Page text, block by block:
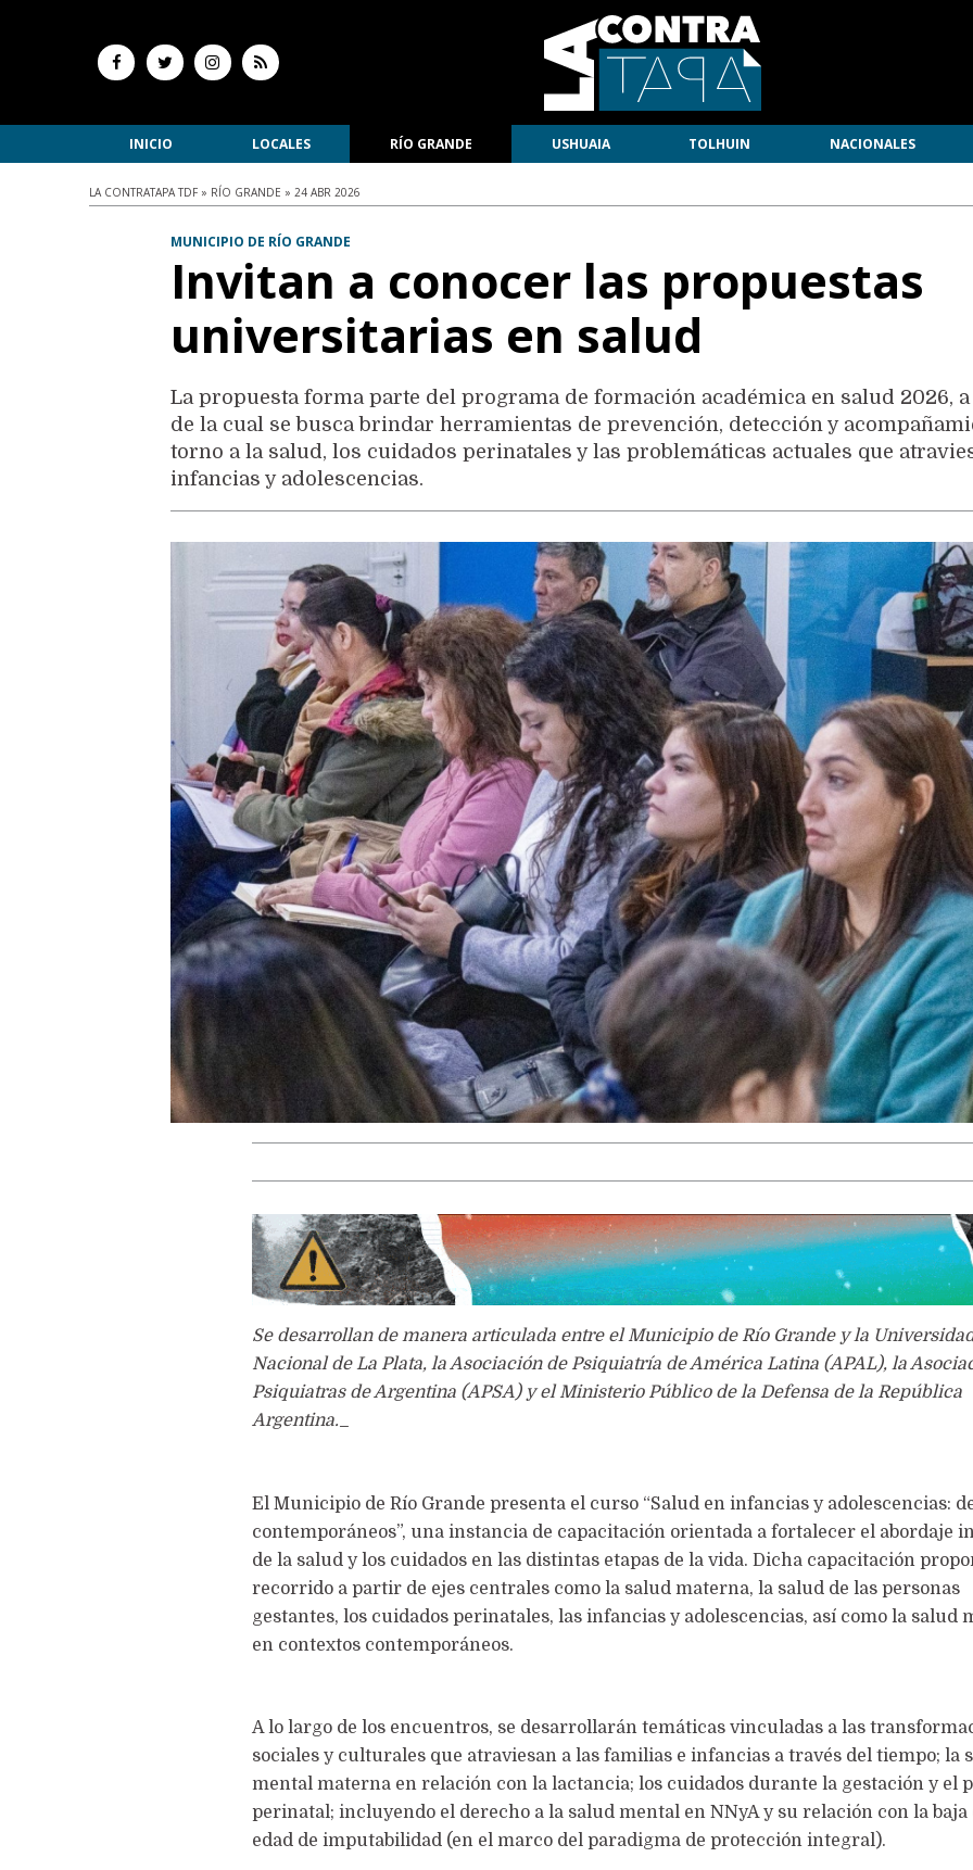
INICIO LOCALES RÍO GRANDE USHUAIA TOLHUIN NACIONALES
LA CONTRATAPA TDF » RÍO GRANDE » 24 ABR 2026
MUNICIPIO DE RÍO GRANDE
Invitan a conocer las propuestas
universitarias en salud
La propuesta forma parte del programa de formación académica en salud 2026,
de la cual se busca brindar herramientas de prevención, detección y
torno a la salud, los cuidados perinatales y las problemáticas actuales que
infancias y adolescencias.
Se desarrollan de manera articulada entre el Municipio de Río Grande y la
Nacional de La Plata, la Asociación de Psiquiatría de América Latina (APAL), la
Psiquiatras de Argentina (APSA) y el Ministerio Público de la Defensa de la República
Argentina._
El Municipio de Río Grande presenta el curso “Salud en infancias y adolescencias:
contemporáneos”, una instancia de capacitación orientada a fortalecer el abordaje
de la salud y los cuidados en las distintas etapas de la vida. Dicha capacitación
recorrido a partir de ejes centrales como la salud materna, la salud de las personas
gestantes, los cuidados perinatales, las infancias y adolescencias, así como la salud
en contextos contemporáneos.
A lo largo de los encuentros, se desarrollarán temáticas vinculadas a las
sociales y culturales que atraviesan a las familias e infancias a través del tiempo; la
mental materna en relación con la lactancia; los cuidados durante la gestación y el
perinatal; incluyendo el derecho a la salud mental en NNyA y su relación con la baja
edad de imputabilidad (en el marco del paradigma de protección integral).
LA VOCACIÓN PUEDE MÁS